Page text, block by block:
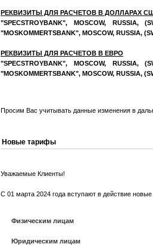
РЕКВИЗИТЫ ДЛЯ РАСЧЕТОВ В ДОЛЛАРАХ
"SPECSTROYBANK", MOSCOW, RUSSIA,
"MOSKOMMERTSBANK", MOSCOW, RUSSIA,
РЕКВИЗИТЫ ДЛЯ РАСЧЕТОВ В ЕВРО
"SPECSTROYBANK", MOSCOW, RUSSIA,
"MOSKOMMERTSBANK", MOSCOW, RUSSIA,
Просим Вас учитывать данные изменения в
Новые тарифы
Уважаемые Клиенты!
С 01 марта 2024 года вступают в действие
Физическим лицам
Юридическим лицам